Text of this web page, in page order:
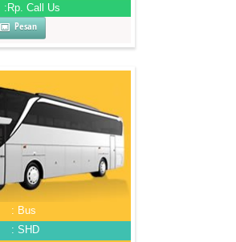
:Rp. Call Us
Pesan
: Bus
: SHD